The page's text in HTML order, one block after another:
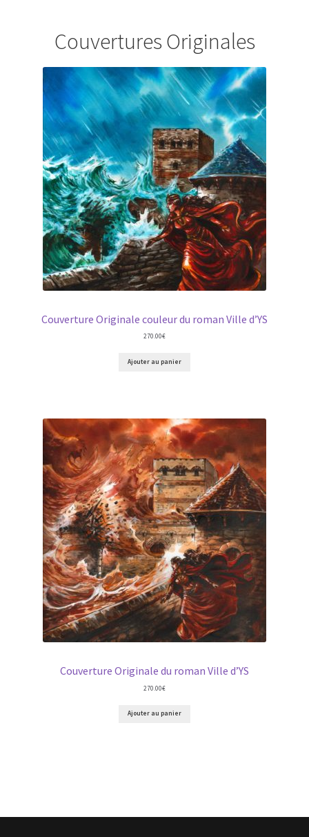
Couvertures Originales
Couverture Originale couleur du roman Ville d’YS
270.00€
Ajouter au panier
Couverture Originale du roman Ville d’YS
270.00€
Ajouter au panier